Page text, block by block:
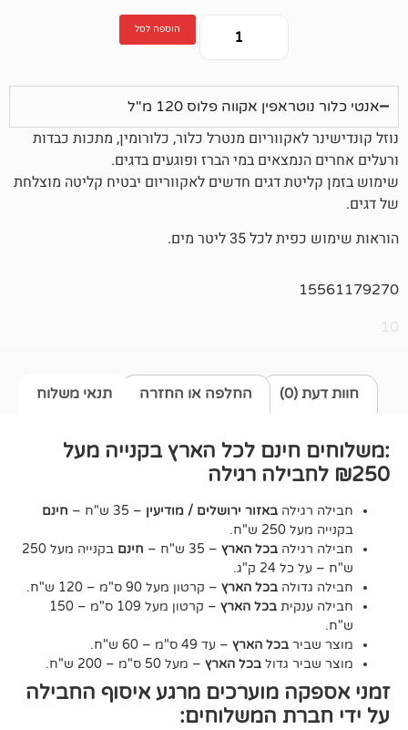
הוספה לסל
אקווה פלוס 120 מ"ל
מנטרל כלור, כלורומין, מתכות כבדות
במי הברז ופוגעים בדגים.
דגים חדשים לאקווריום יבטיח קליטה מוצלחת
35 ליטר מים.
תנאי משלוח החלפה או החזרה
לכל הארץ בקנייה מעל
באזור ירושלים / מודיעין– 35 ש"ח –
חינם
בכל הארץ– 35 ש"ח – חינם
בקנייה מעל 250
בכל הארץ – קרטון מעל 90 ס"מ – 120 ש"ח.
בכל הארץ – קרטון מעל 109 ס"מ – 150
בכל הארץ– עד 49 ס"מ – 60 ש"ח.
גדול
בכל הארץ– מעל 50 ס"מ – 200 ש"ח.
מוערכים מרגע איסוף החבילה
המשלוחים: